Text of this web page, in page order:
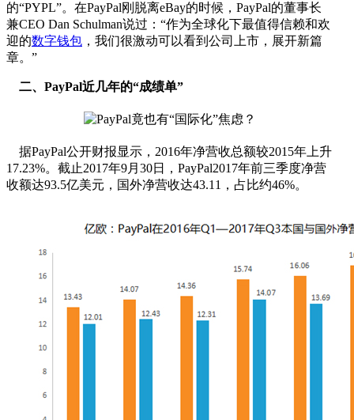
的“PYPL”。在PayPal刚脱离eBay的时候，PayPal的董事长
兼CEO Dan Schulman说过：“作为全球化下最值得信赖和欢
迎的数字钱包 ，我们很激动可以看到公司上市，展开新篇
章。”
二、PayPal近几年的“成绩单”
据PayPal公开财报显示，2016年净营收总额较2015年上升
17.23%。截止2017年9月30日，PayPal2017年前三季度净营
收额达93.5亿美元，国外净营收达43.11，占比约46%。